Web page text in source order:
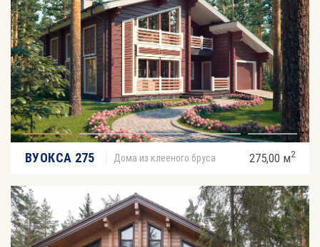
ВУОКСА 275 Дома из клееного бруса 275,00 м2